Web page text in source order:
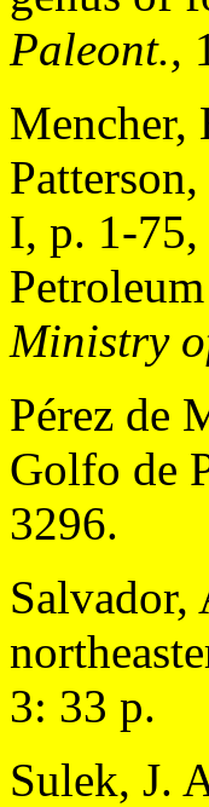
Paleont.,
Mencher,
I, p. 1-75,
Ministry
Pérez de
Golfo de
3296.
3: 33 p.
Sulek, J.